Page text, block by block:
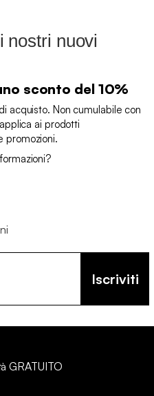
nostri nuovi
sconto del 10%
acquisto. Non cumulabile con
ai prodotti
promozioni.
Iscriviti
GRATUITO